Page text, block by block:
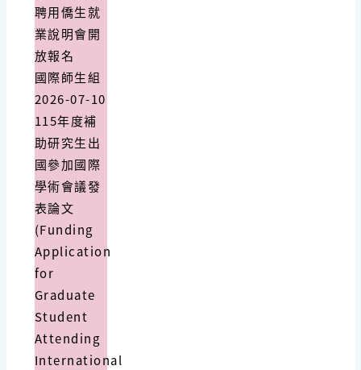
聘用僑生就
業說明會開
放報名
國際師生組
2026-07-10
115年度補
助研究生出
國參加國際
學術會議發
表論文
(Funding
Application
for
Graduate
Student
Attending
International